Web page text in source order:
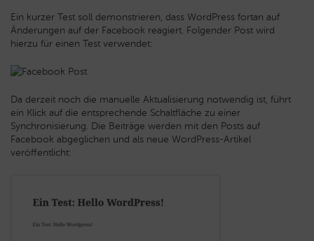
Ein kurzer Test soll demonstrieren, dass WordPress fortan auf
Änderungen auf der Facebook reagiert. Folgender Post wird
hierzu für einen Test verwendet:
Da derzeit noch die manuelle Aktualisierung notwendig ist, führt
ein Klick auf die entsprechende Schaltfläche zu einer
Synchronisierung. Die Beiträge werden mit den Posts auf
Facebook abgeglichen und als neue WordPress-Artikel
veröffentlicht: